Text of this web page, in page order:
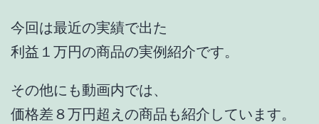
今回は最近の実績で出た
利益１万円の商品の実例紹介です。
その他にも動画内では、
価格差８万円超えの商品も紹介しています。